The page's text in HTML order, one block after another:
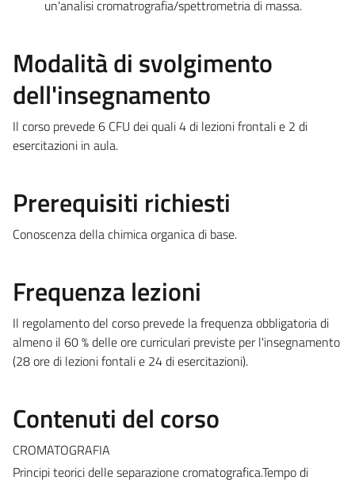
un'analisi cromatrografia/spettrometria di massa.
Modalità di svolgimento
dell'insegnamento
Il corso prevede 6 CFU dei quali 4 di lezioni frontali e 2 di
esercitazioni in aula.
Prerequisiti richiesti
Conoscenza della chimica organica di base.
Frequenza lezioni
Il regolamento del corso prevede la frequenza obbligatoria di
almeno il 60 % delle ore curriculari previste per l'insegnamento
(28 ore di lezioni fontali e 24 di esercitazioni).
Contenuti del corso
CROMATOGRAFIA
Principi teorici delle separazione cromatografica.Tempo di